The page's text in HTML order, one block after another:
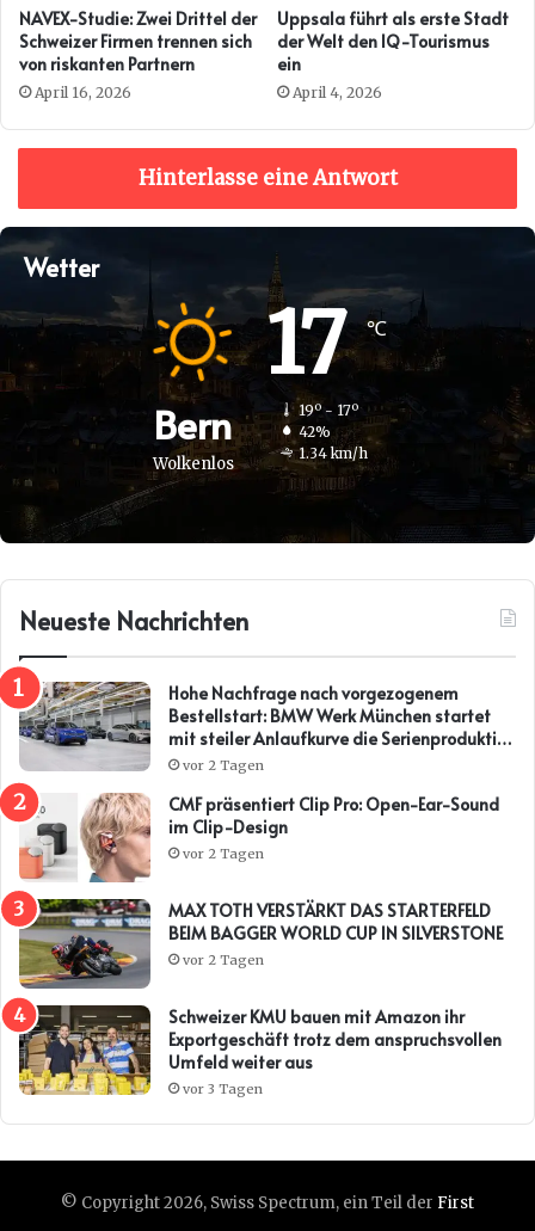
NAVEX-Studie: Zwei Drittel der
Schweizer Firmen trennen sich
von riskanten Partnern
April 16, 2026
Uppsala führt als erste Stadt
der Welt den IQ-Tourismus
ein
April 4, 2026
Hinterlasse eine Antwort
Wetter
Bern
Wolkenlos
17℃
19º - 17º
42%
1.34 km/h
Neueste Nachrichten
Hohe Nachfrage nach vorgezogenem
Bestellstart: BMW Werk München startet
mit steiler Anlaufkurve die Serienproduktion
des BMW i3*
vor 2 Tagen
CMF präsentiert Clip Pro: Open-Ear-Sound
im Clip-Design
vor 2 Tagen
MAX TOTH VERSTÄRKT DAS STARTERFELD
BEIM BAGGER WORLD CUP IN SILVERSTONE
vor 2 Tagen
Schweizer KMU bauen mit Amazon ihr
Exportgeschäft trotz dem anspruchsvollen
Umfeld weiter aus
vor 3 Tagen
© Copyright 2026, Swiss Spectrum, ein Teil der First